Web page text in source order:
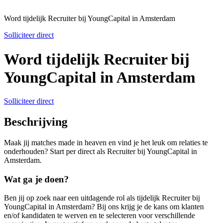
Word tijdelijk Recruiter bij YoungCapital in Amsterdam
Solliciteer direct
Word tijdelijk Recruiter bij
YoungCapital in Amsterdam
Solliciteer direct
Beschrijving
Maak jij matches made in heaven en vind je het leuk om relaties te
onderhouden? Start per direct als Recruiter bij YoungCapital in
Amsterdam.
Wat ga je doen?
Ben jij op zoek naar een uitdagende rol als tijdelijk Recruiter bij
YoungCapital in Amsterdam? Bij ons krijg je de kans om klanten
en/of kandidaten te werven en te selecteren voor verschillende